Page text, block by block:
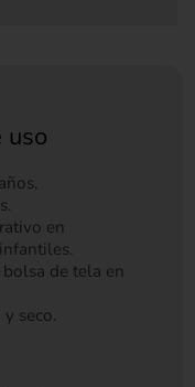
uso
en
de tela en
seco.